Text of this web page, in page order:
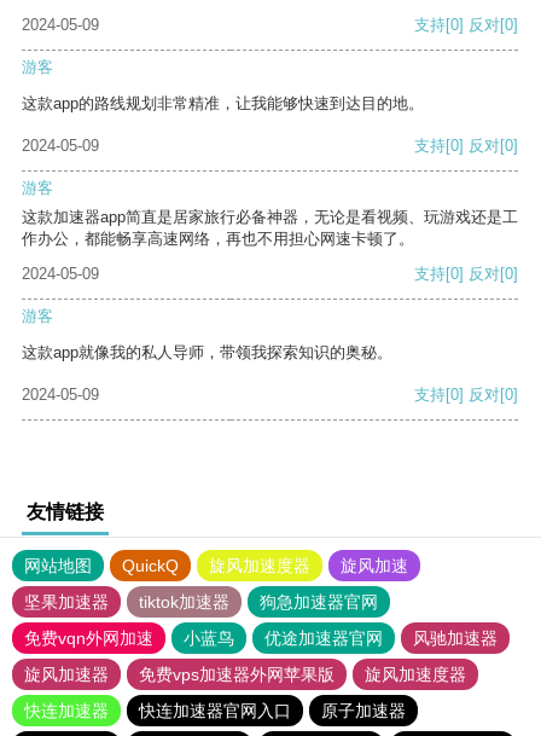
2024-05-09
支持[0] 反对[0]
游客
这款app的路线规划非常精准，让我能够快速到达目的地。
2024-05-09 支持[0] 反对[0]
游客
这款加速器app简直是居家旅行必备神器，无论是看视频、玩游戏还是工
作办公，都能畅享高速网络，再也不用担心网速卡顿了。
2024-05-09
支持[0] 反对[0]
游客
这款app就像我的私人导师，带领我探索知识的奥秘。
2024-05-09 支持[0] 反对[0]
友情链接
网站地图 QuickQ 旋风加速度器
旋风加速
坚果加速器
tiktok加速器
狗急加速器官网
免费vqn外网加速
小蓝鸟 优途加速器官网
风驰加速器
旋风加速器
免费vps加速器外网苹果版
旋风加速度器
快连加速器
快连加速器官网入口
原子加速器